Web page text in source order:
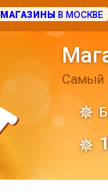
МАГАЗИНЫ В МОСКВЕ
Самый